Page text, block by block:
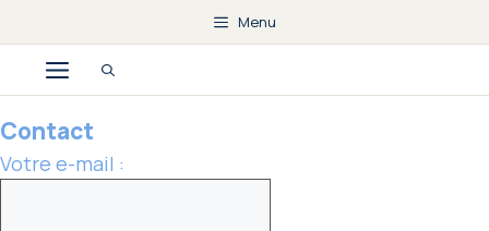
au
contenu
Menu
Menu
Contact
Votre e-mail :